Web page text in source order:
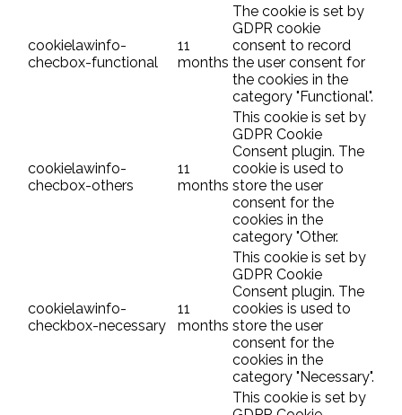
cookielawinfo-
checbox-functional
11
months
The cookie is set by
GDPR cookie
consent to record
the user consent for
the cookies in the
category "Functional".
cookielawinfo-
checbox-others
11
months
This cookie is set by
GDPR Cookie
Consent plugin. The
cookie is used to
store the user
consent for the
cookies in the
category "Other.
cookielawinfo-
checkbox-necessary
11
months
This cookie is set by
GDPR Cookie
Consent plugin. The
cookies is used to
store the user
consent for the
cookies in the
category "Necessary".
This cookie is set by